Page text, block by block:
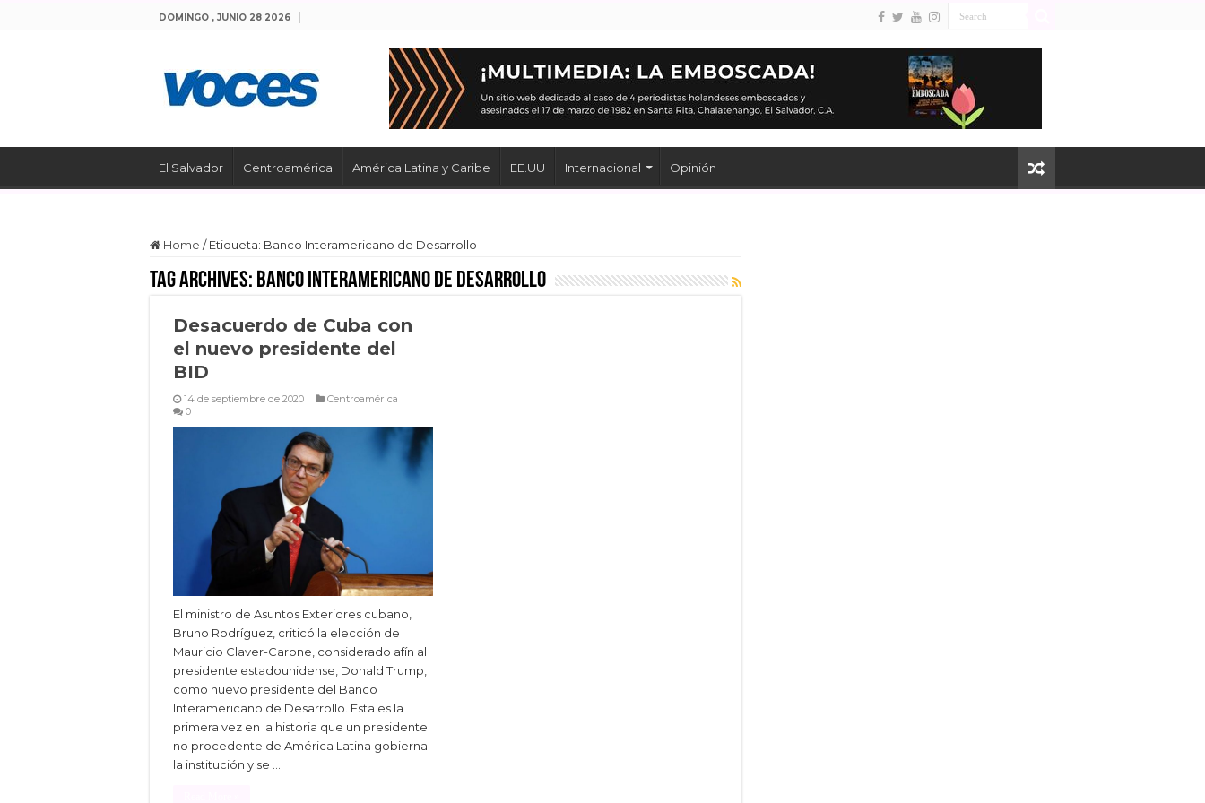
DOMINGO , JUNIO 28 2026
El Salvador Centroamérica América Latina y Caribe EE.UU Internacional Opinión
Home / Etiqueta: Banco Interamericano de Desarrollo
Tag Archives: Banco Interamericano de Desarrollo
Desacuerdo de Cuba con
el nuevo presidente del
BID
14 de septiembre de 2020
Centroamérica
0
El ministro de Asuntos Exteriores cubano,
Bruno Rodríguez, criticó la elección de
Mauricio Claver-Carone, considerado afín al
presidente estadounidense, Donald Trump,
como nuevo presidente del Banco
Interamericano de Desarrollo. Esta es la
primera vez en la historia que un presidente
no procedente de América Latina gobierna
la institución y se …